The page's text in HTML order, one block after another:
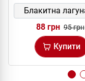
88 грн 95 грн
Купити